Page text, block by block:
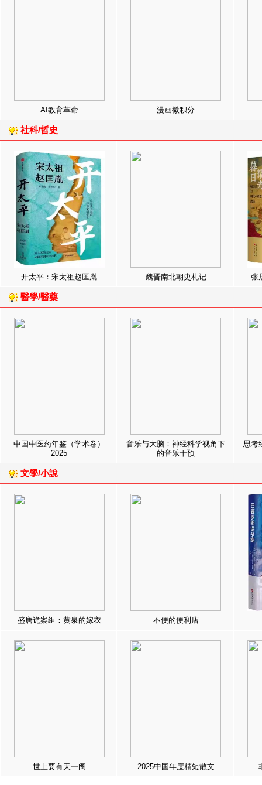
AI教育革命 漫画微积分
社科/哲史
开太平：宋太祖赵匡胤 魏晋南北朝史札记 张
醫學/醫藥
中国中医药年鉴（学术卷）
2025
音乐与大脑：神经科学视角下
的音乐干预
思考
文學/小說
盛唐诡案组：黄泉的嫁衣 不便的便利店
世上要有天一阁 2025中国年度精短散文